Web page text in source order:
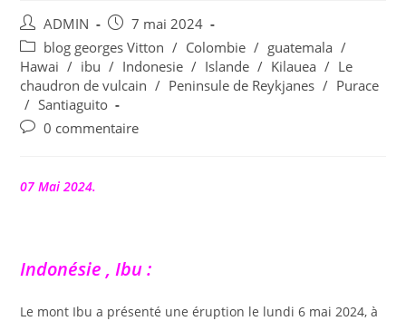
Auteur/autrice
de
la
publication :
ADMIN
Publication
publiée :
7 mai 2024
Post
category:
blog georges Vitton / Colombie / guatemala /
Hawai / ibu / Indonesie / Islande / Kilauea / Le
chaudron de vulcain / Peninsule de Reykjanes / Purace
/ Santiaguito
Commentaires
publication :
0 commentaire
07 Mai 2024.
Indonésie , Ibu :
Le mont Ibu a présenté une éruption le lundi 6 mai 2024, à